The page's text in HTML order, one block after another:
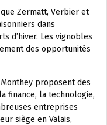
Zermatt, Verbier et
dans
d’hiver. Les vignobles
des opportunités
proposent des
finance, la technologie,
entreprises
siège en Valais,